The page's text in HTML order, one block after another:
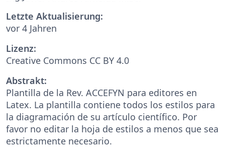
Letzte Aktualisierung:
vor 4 Jahren
Lizenz:
Creative Commons CC BY 4.0
Abstrakt:
Plantilla de la Rev. ACCEFYN para editores en
Latex. La plantilla contiene todos los estilos para
la diagramación de su artículo científico. Por
favor no editar la hoja de estilos a menos que sea
estrictamente necesario.